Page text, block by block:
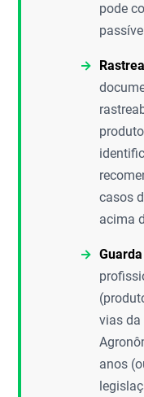
pode
casos
acima
vias da
anos